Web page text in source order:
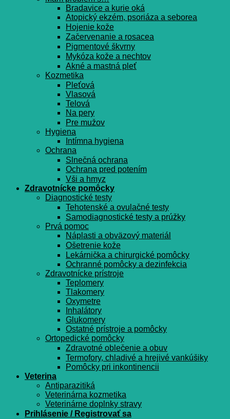
Bradavice a kurie oká
Atopický ekzém, psoriáza a seborea
Hojenie kože
Začervenanie a rosacea
Pigmentové škvrny
Mykóza kože a nechtov
Akné a mastná pleť
Kozmetika
Pleťová
Vlasová
Telová
Na pery
Pre mužov
Hygiena
Intímna hygiena
Ochrana
Slnečná ochrana
Ochrana pred potením
Vši a hmyz
Zdravotnícke pomôcky
Diagnostické testy
Tehotenské a ovulačné testy
Samodiagnostické testy a prúžky
Prvá pomoc
Náplasti a obväzový materiál
Ošetrenie kože
Lekárnička a chirurgické pomôcky
Ochranné pomôcky a dezinfekcia
Zdravotnícke prístroje
Teplomery
Tlakomery
Oxymetre
Inhalátory
Glukomery
Ostatné prístroje a pomôcky
Ortopedické pomôcky
Zdravotné oblečenie a obuv
Termofory, chladivé a hrejivé vankúšiky
Pomôcky pri inkontinencii
Veterina
Antiparazitiká
Veterinárna kozmetika
Veterinárne doplnky stravy
Prihlásenie / Registrovať sa